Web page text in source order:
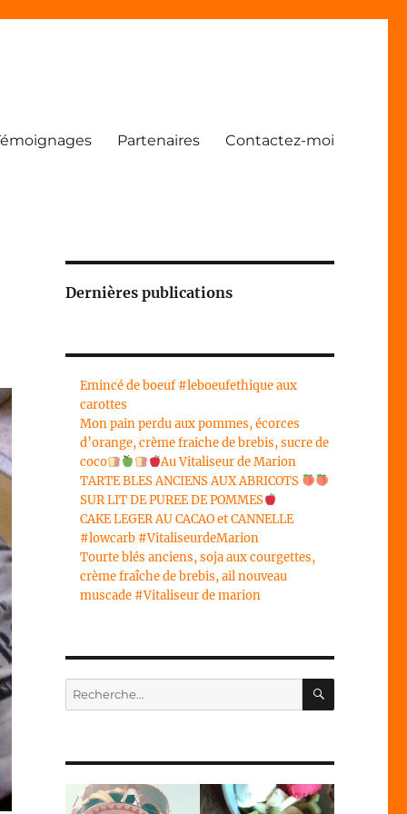
Partenaires Contactez-moi
Dernières publications
Emincé de boeuf #leboeufethique aux
carottes
Mon pain perdu aux pommes, écorces
d’orange, crème fraiche de brebis, sucre de
coco
Au Vitaliseur de Marion
TARTE BLES ANCIENS AUX ABRICOTS
SUR LIT DE PUREE DE POMMES
CAKE LEGER AU CACAO et CANNELLE
#lowcarb #VitaliseurdeMarion
Tourte blés anciens, soja aux courgettes,
crème fraîche de brebis, ail nouveau
muscade #Vitaliseur de marion
Recherche
pour :